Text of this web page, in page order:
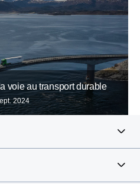
voie au transport durable
2024